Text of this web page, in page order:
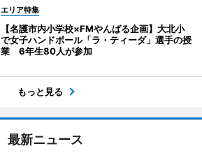
エリア特集
【名護市内小学校×FMやんばる企画】大北小
で女子ハンドボール「ラ・ティーダ」選手の授
業 6年生80人が参加
もっと見る
最新ニュース